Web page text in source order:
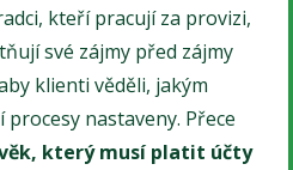
kteří pracují za provizi,
své zájmy před zájmy
klienti věděli, jakým
nastaveny. Přece
který musí platit účty